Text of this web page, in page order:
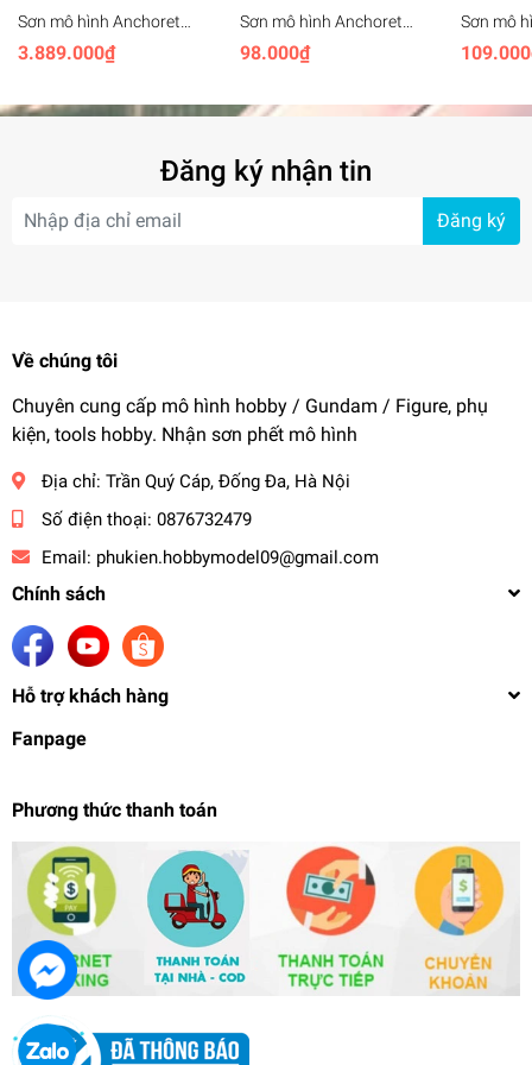
Sơn mô hình Anchoret
lacquer paint color |
Resin YJL YuJiao land
3.889.000₫
Sơn mô hình Anchoret
014 - 022 lacquer paint
color Blue - Gray series
98.000₫
Sơn mô
001 -
Sazabi
Đăng ký nhận tin
Đăng ký
Về chúng tôi
Chuyên cung cấp mô hình hobby / Gundam / Figure, phụ
kiện, tools hobby. Nhận sơn phết mô hình
Địa chỉ: Trần Quý Cáp, Đống Đa, Hà Nội
Số điện thoại: 0876732479
Email: phukien.hobbymodel09@gmail.com
Chính sách
Hỗ trợ khách hàng
Fanpage
Phương thức thanh toán
Sơn mô hình Anchoret 023 - 037 HI Nu paint color
98.000₫